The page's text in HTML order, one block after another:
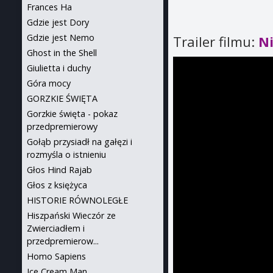
Trailer filmu:
Frances Ha
Gdzie jest Dory
Gdzie jest Nemo
Ghost in the Shell
Giulietta i duchy
Góra mocy
GORZKIE ŚWIĘTA
Gorzkie święta - pokaz
przedpremierowy
Gołąb przysiadł na gałęzi i
rozmyśla o istnieniu
Głos Hind Rajab
Głos z księżyca
HISTORIE RÓWNOLEGŁE
Hiszpański Wieczór ze
Zwierciadłem i
przedpremierow...
Homo Sapiens